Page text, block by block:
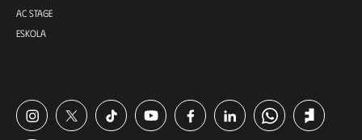
AC STAGE
ESKOLA